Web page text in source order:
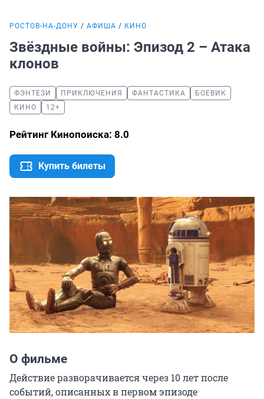
РОСТОВ-НА-ДОНУ АФИША КИНО
Звёздные войны: Эпизод 2 – Атака
клонов
ФЭНТЕЗИ ПРИКЛЮЧЕНИЯ ФАНТАСТИКА
БОЕВИК
КИНО
12+
Рейтинг Кинопоиска: 8.0
Купить билеты
О фильме
Действие разворачивается через 10 лет после
событий, описанных в первом эпизоде